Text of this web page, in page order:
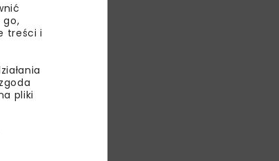
go,
treści i
pliki